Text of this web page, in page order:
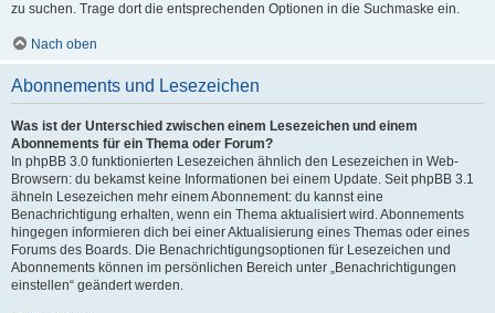
zu suchen. Trage dort die entsprechenden Optionen in die Suchmaske ein.
Nach oben
Abonnements und Lesezeichen
Was ist der Unterschied zwischen einem Lesezeichen und einem
Abonnements für ein Thema oder Forum?
In phpBB 3.0 funktionierten Lesezeichen ähnlich den Lesezeichen in Web-
Browsern: du bekamst keine Informationen bei einem Update. Seit phpBB 3.1
ähneln Lesezeichen mehr einem Abonnement: du kannst eine
Benachrichtigung erhalten, wenn ein Thema aktualisiert wird. Abonnements
hingegen informieren dich bei einer Aktualisierung eines Themas oder eines
Forums des Boards. Die Benachrichtigungsoptionen für Lesezeichen und
Abonnements können im persönlichen Bereich unter „Benachrichtigungen
einstellen“ geändert werden.